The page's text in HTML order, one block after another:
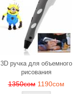
3D ручка для объемного
рисования
1350сом 1190сом